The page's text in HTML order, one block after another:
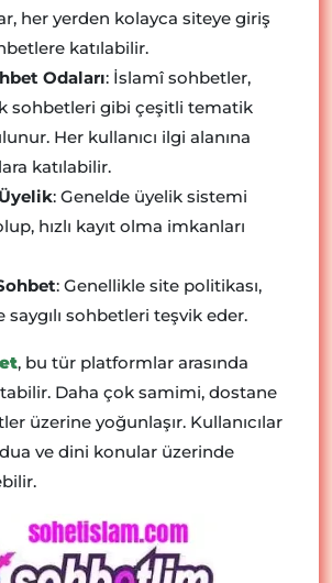
her yerden kolayca siteye giriş
katılabilir.
Odaları: İslamî sohbetler,
sohbetleri gibi çeşitli tematik
Her kullanıcı ilgi alanına
katılabilir.
: Genelde üyelik sistemi
hızlı kayıt olma imkanları
: Genellikle site politikası,
saygılı sohbetleri teşvik eder.
, bu tür platformlar arasında
Daha çok samimi, dostane
üzerine yoğunlaşır. Kullanıcılar
ve dini konular üzerinde